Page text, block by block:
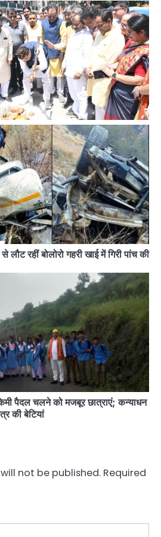
लौट रहीं बोलोरो गहरी खाई में गिरी पांच की
पैदल चलने को मजबूर छात्राएं; कन्याधन
की बेटियां
not be published. Required